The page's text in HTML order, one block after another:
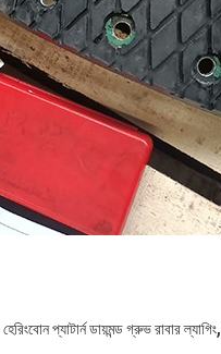
হেরিংবোন প্যাটার্ন ডায়মন্ড গ্রুভ রাবার ল্যাগিং,